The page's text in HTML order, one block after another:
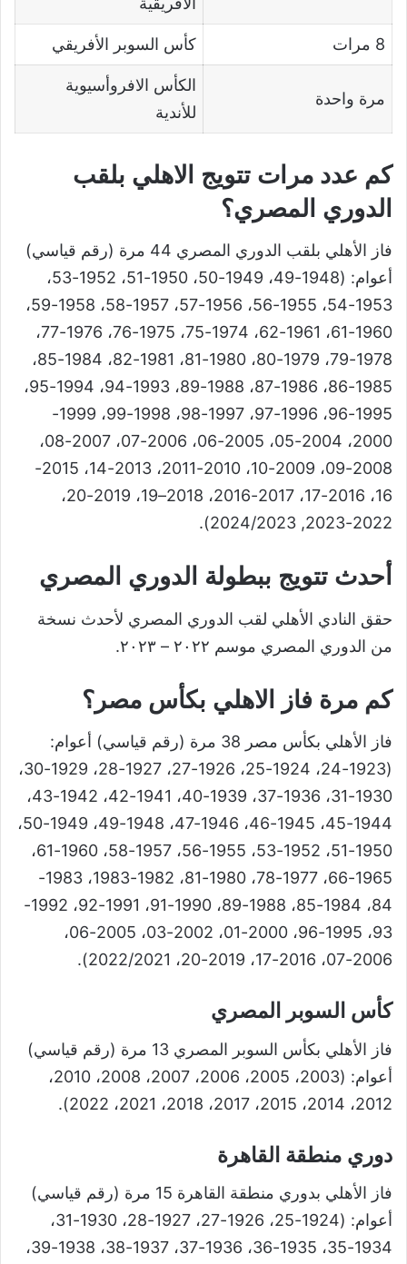
8 مرات كأس السوبر الأفريقي
مرة واحدة
الكأس الافروأسيوية
للأندية
كم عدد مرات تتويج الاهلي بلقب
الدوري المصري؟
فاز الأهلي بلقب الدوري المصري 44 مرة (رقم قياسي)
أعوام: (1948-49، 1949-50، 1950-51، 1952-53،
1953-54، 1955-56، 1956-57، 1957-58، 1958-59،
1960-61، 1961-62، 1974-75، 1975-76، 1976-77،
1978-79، 1979-80، 1980-81، 1981-82، 1984-85،
1985-86، 1986-87، 1988-89، 1993-94، 1994-95،
1995-96، 1996-97، 1997-98، 1998-99، 1999-
2000، 2004-05، 2005-06، 2006-07، 2007-08،
2008-09، 2009-10، 2010-2011، 2013-14، 2015-
16، 2016-17، 2017-2016، 2018–19، 2019-20،
2022-2023, 2024/2023).
أحدث تتويج ببطولة الدوري المصري
حقق النادي الأهلي لقب الدوري المصري لأحدث نسخة
من الدوري المصري موسم ٢٠٢٢ – ٢٠٢٣.
كم مرة فاز الاهلي بكأس مصر؟
فاز الأهلي بكأس مصر 38 مرة (رقم قياسي) أعوام:
(1923-24، 1924-25، 1926-27، 1927-28، 1929-30،
1930-31، 1936-37، 1939-40، 1941-42، 1942-43،
1944-45، 1945-46، 1946-47، 1948-49، 1949-50،
1950-51، 1952-53، 1955-56، 1957-58، 1960-61،
1965-66، 1977-78، 1980-81، 1982-1983، 1983-
84، 1984-85، 1988-89، 1990-91، 1991-92، 1992-
93، 1995-96، 2000-01، 2002-03، 2005-06،
2006-07، 2016-17، 2019-20، 2022/2021).
كأس السوبر المصري
فاز الأهلي بكأس السوبر المصري 13 مرة (رقم قياسي)
أعوام: (2003، 2005، 2006، 2007، 2008، 2010،
2012، 2014، 2015، 2017، 2018، 2021، 2022).
دوري منطقة القاهرة
فاز الأهلي بدوري منطقة القاهرة 15 مرة (رقم قياسي)
أعوام: (1924-25، 1926-27، 1927-28، 1930-31،
1934-35، 1935-36، 1936-37، 1937-38، 1938-39،